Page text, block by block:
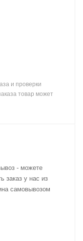
и проверки
товар может
- можете
заказ у нас из
самовывозом